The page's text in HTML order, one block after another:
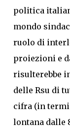
politica
mondo
ruolo di
proiezioni e
risulterebbe
delle Rsu di
cifra (in
lontana dalle